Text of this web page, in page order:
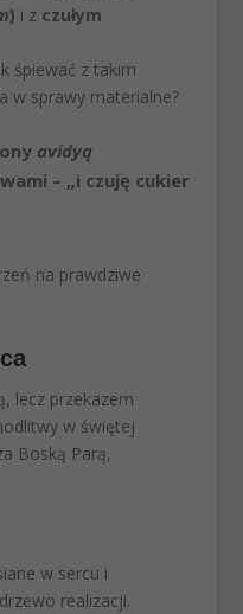
) i z czułym
śpiewać z takim
w sprawy materialne?
avidyą
– „i czuję cukier
na prawdziwe
lecz przekazem
w świętej
Boską Parą,
w sercu i
realizacji.